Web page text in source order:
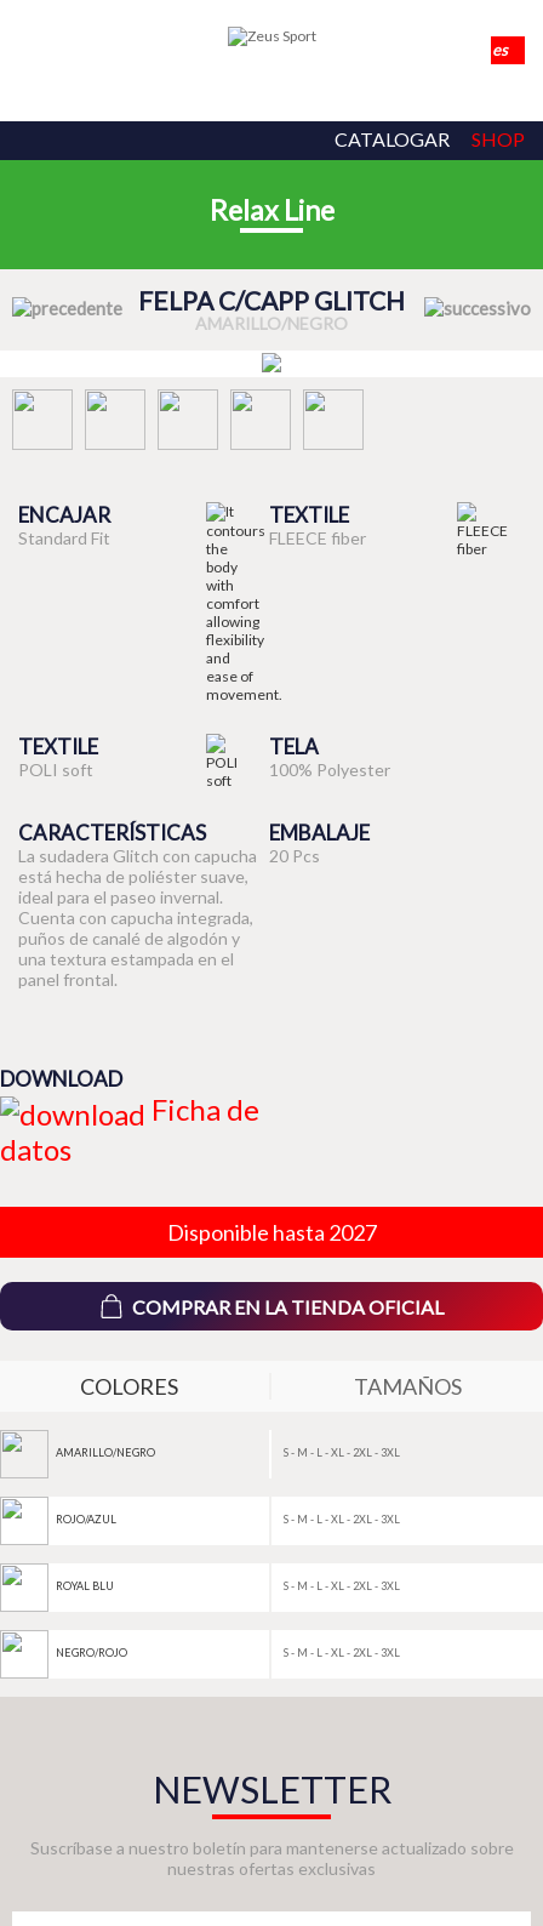
CATALOGAR SHOP
Relax Line
FELPA C/CAPP GLITCH
AMARILLO/NEGRO
ENCAJAR
Standard Fit
TEXTILE
FLEECE fiber
TEXTILE
POLI soft
TELA
100% Polyester
CARACTERÍSTICAS
La sudadera Glitch con capucha
está hecha de poliéster suave,
ideal para el paseo invernal.
Cuenta con capucha integrada,
puños de canalé de algodón y
una textura estampada en el
panel frontal.
EMBALAJE
20 Pcs
DOWNLOAD
Ficha de
datos
Disponible hasta 2027
COMPRAR EN LA TIENDA OFICIAL
COLORES TAMAÑOS
AMARILLO/NEGRO S - M - L - XL - 2XL - 3XL
ROJO/AZUL S - M - L - XL - 2XL - 3XL
ROYAL BLU S - M - L - XL - 2XL - 3XL
NEGRO/ROJO S - M - L - XL - 2XL - 3XL
NEWSLETTER
Suscríbase a nuestro boletín para mantenerse actualizado sobre
nuestras ofertas exclusivas